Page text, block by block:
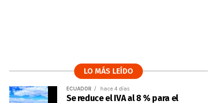
LO MÁS LEÍDO
ECUADOR hace 4 días
Se reduce el IVA al 8 % para el